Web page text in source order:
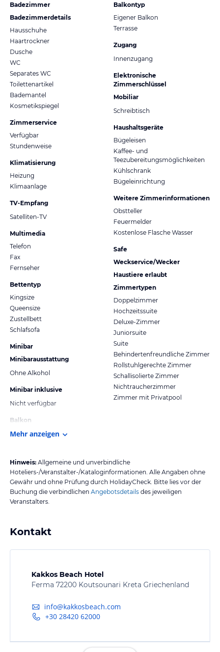
Badezimmer
Badezimmerdetails
Hausschuhe
Haartrockner
Dusche
WC
Separates WC
Toilettenartikel
Bademantel
Kosmetikspiegel
Zimmerservice
Verfügbar
Stundenweise
Klimatisierung
Heizung
Klimaanlage
TV-Empfang
Satelliten-TV
Multimedia
Telefon
Fax
Fernseher
Bettentyp
Kingsize
Queensize
Zustellbett
Schlafsofa
Minibar
Minibarausstattung
Ohne Alkohol
Minibar inklusive
Nicht verfügbar
Balkon
Balkontyp
Eigener Balkon
Terrasse
Zugang
Innenzugang
Elektronische
Zimmerschlüssel
Mobiliar
Schreibtisch
Haushaltsgeräte
Bügeleisen
Kaffee- und
Teezubereitungsmöglichkeiten
Kühlschrank
Bügeleinrichtung
Weitere Zimmerinformationen
Obstteller
Feuermelder
Kostenlose Flasche Wasser
Safe
Weckservice/Wecker
Haustiere erlaubt
Zimmertypen
Doppelzimmer
Hochzeitssuite
Deluxe-Zimmer
Juniorsuite
Suite
Behindertenfreundliche Zimmer
Rollstuhlgerechte Zimmer
Schallisolierte Zimmer
Nichtraucherzimmer
Zimmer mit Privatpool
Mehr anzeigen
Hinweis: Allgemeine und unverbindliche
Hoteliers-/Veranstalter-/Kataloginformationen. Alle Angaben ohne
Gewähr und ohne Prüfung durch HolidayCheck. Bitte lies vor der
Buchung die verbindlichen Angebotsdetails des jeweiligen
Veranstalters.
Kontakt
Kakkos Beach Hotel
Ferma 72200 Koutsounari Kreta Griechenland
info@kakkosbeach.com
+30 28420 62000